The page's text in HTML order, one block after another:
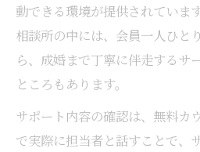
安心して始める八王子市の
八王子で安心して始
結婚相談所 選びで重
ト
八王子 婚 活に役立つ
動できる環境が提供されていま
相談所の中には、会員一人ひと
ら、成婚まで丁寧に伴走するサ
ところもあります。
サポート内容の確認は、無料カ
で実際に担当者と話すことで、